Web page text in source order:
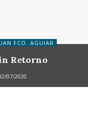
FCO. AGUIAR
Retorno
07/2020